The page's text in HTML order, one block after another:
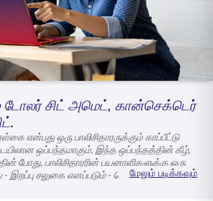
பிரீமியம் செலுத்துங்கள்
1800 267 9090
சிட் அமெட், கான்செக்டெர்
என்பது ஒரு பாலிசிதாரருக்கும் காப்பீட்டு
ஒப்பந்தமாகும். இந்த ஒப்பந்தத்தின் கீழ்,
போது, பாலிசிதாரரின் பயனாளிகளுக்கு ஒரு
இறப்பு சலுகை எனப்படும் - செலுத்த காப்பீட்டு
மேலும் படிக்கவும்